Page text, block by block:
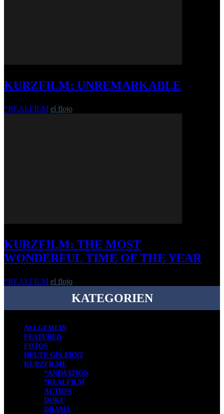
KURZFILM: UNREMARKABLE
*REALFILM el flojo
KURZFILM: THE MOST
WONDERFUL TIME OF THE YEAR
*REALFILM el flojo
KATEGORIEN
ALLGEMEIN
FEATURED
FOTOS
HEUTE GELERNT
KURZFILME
*ANIMATION
*REALFILM
ACTION
DOKU
DRAMA